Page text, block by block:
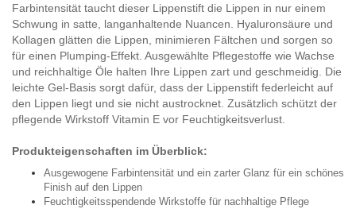
Farbintensität taucht dieser Lippenstift die Lippen in nur einem
Schwung in satte, langanhaltende Nuancen. Hyaluronsäure und
Kollagen glätten die Lippen, minimieren Fältchen und sorgen so
für einen Plumping-Effekt. Ausgewählte Pflegestoffe wie Wachse
und reichhaltige Öle halten Ihre Lippen zart und geschmeidig. Die
leichte Gel-Basis sorgt dafür, dass der Lippenstift federleicht auf
den Lippen liegt und sie nicht austrocknet. Zusätzlich schützt der
pflegende Wirkstoff Vitamin E vor Feuchtigkeitsverlust.
Produkteigenschaften im Überblick:
Ausgewogene Farbintensität und ein zarter Glanz für ein schönes
Finish auf den Lippen
Feuchtigkeitsspendende Wirkstoffe für nachhaltige Pflege